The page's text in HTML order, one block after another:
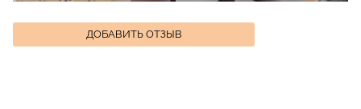
ДОБАВИТЬ ОТЗЫВ